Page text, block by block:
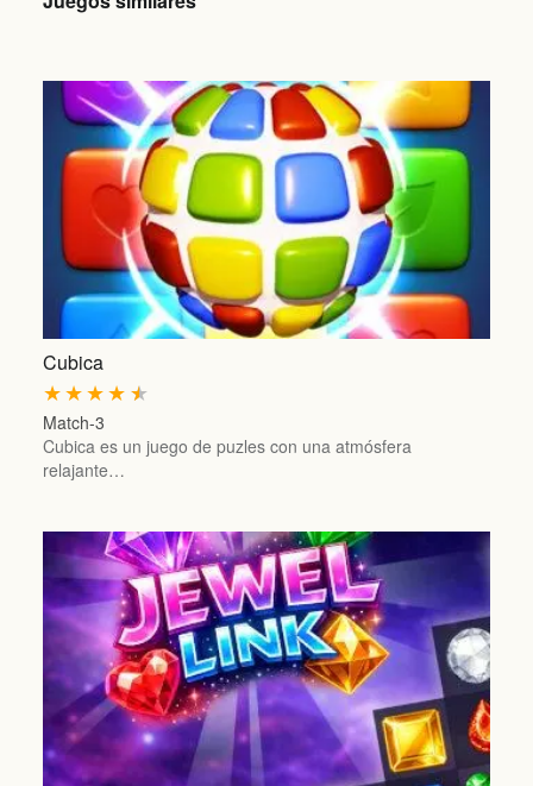
Cubica
★
★
★
★
★
Match-3
Cubica es un juego de puzles con una atmósfera
relajante…